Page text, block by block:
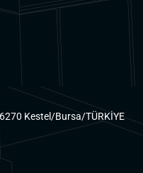
Kestel/Bursa/TÜRKİYE